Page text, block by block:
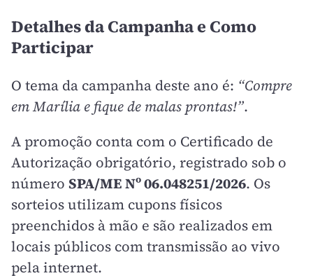
Detalhes da Campanha e Como
Participar
O tema da campanha deste ano é: “Compre
em Marília e fique de malas prontas!”.
A promoção conta com o Certificado de
Autorização obrigatório, registrado sob o
número SPA/ME Nº 06.048251/2026. Os
sorteios utilizam cupons físicos
preenchidos à mão e são realizados em
locais públicos com transmissão ao vivo
pela internet.